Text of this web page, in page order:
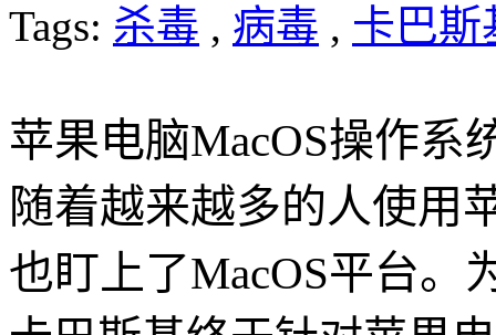
Tags: 杀毒 , 病毒 , 卡巴斯
苹果电脑MacOS操作系
随着越来越多的人使用
也盯上了MacOS平台。